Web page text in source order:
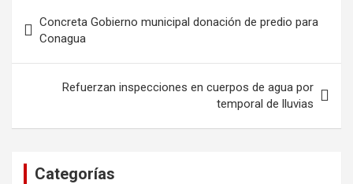
de
entradas
Concreta Gobierno municipal donación de predio para
Conagua
Refuerzan inspecciones en cuerpos de agua por
temporal de lluvias
Categorías